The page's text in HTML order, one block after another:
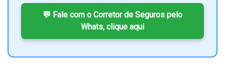
💬 Fale com o Corretor de Seguros pelo
Whats, clique aqui